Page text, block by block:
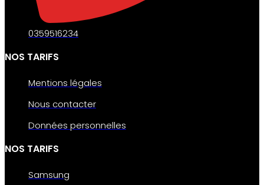
0359516234
NOS TARIFS
Mentions légales
Nous contacter
Données personnelles
NOS TARIFS
Samsung